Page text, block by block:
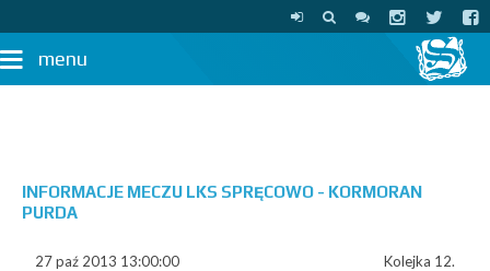
menu
INFORMACJE MECZU LKS SPRĘCOWO - KORMORAN
PURDA
27 paź 2013 13:00:00 Kolejka 12.